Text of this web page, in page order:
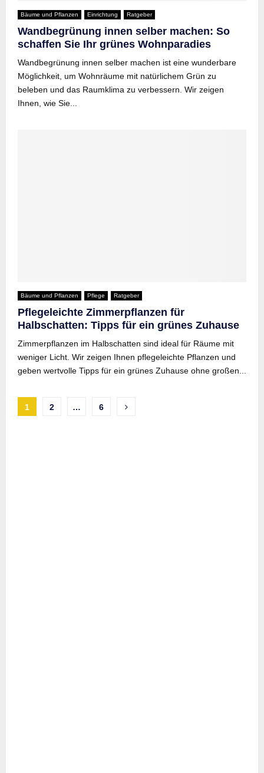
Bäume und Pflanzen Einrichtung Ratgeber
Wandbegrünung innen selber machen: So
schaffen Sie Ihr grünes Wohnparadies
Wandbegrünung innen selber machen ist eine wunderbare
Möglichkeit, um Wohnräume mit natürlichem Grün zu
beleben und das Raumklima zu verbessern. Wir zeigen
Ihnen, wie Sie...
Bäume und Pflanzen Pflege Ratgeber
Pflegeleichte Zimmerpflanzen für
Halbschatten: Tipps für ein grünes Zuhause
Zimmerpflanzen im Halbschatten sind ideal für Räume mit
weniger Licht. Wir zeigen Ihnen pflegeleichte Pflanzen und
geben wertvolle Tipps für ein grünes Zuhause ohne großen...
Seitennummerierung
1 2 … 6